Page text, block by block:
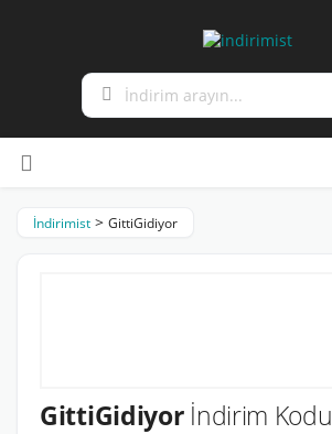
to
İndirimist > GittiGidiyor
GittiGidiyorİndirim Kodu